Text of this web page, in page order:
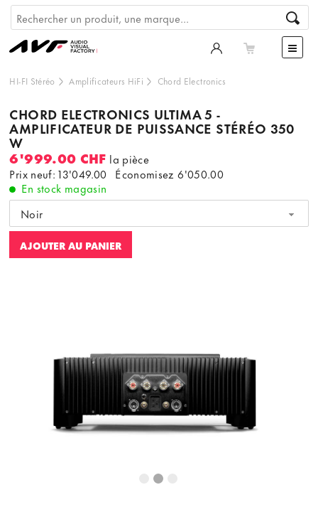
HI-FI Stéréo Amplificateurs HiFi Chord Electronics
CHORD ELECTRONICS ULTIMA 5 -
AMPLIFICATEUR DE PUISSANCE STÉRÉO 350
W
6'999.00 CHF la pièce
Prix neuf: 13'049.00 Économisez6'050.00
En stock magasin
Noir
AJOUTER AU PANIER